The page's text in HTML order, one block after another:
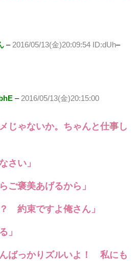
–2016/05/13(金)20:09:54 ID:dUh–
–2016/05/13(金)20:15:00
じゃないか。ちゃんと仕事し
さい」
ご褒美あげるから」
約束ですよ俺さん」
」
ばっかりズルいよ！ 私にも